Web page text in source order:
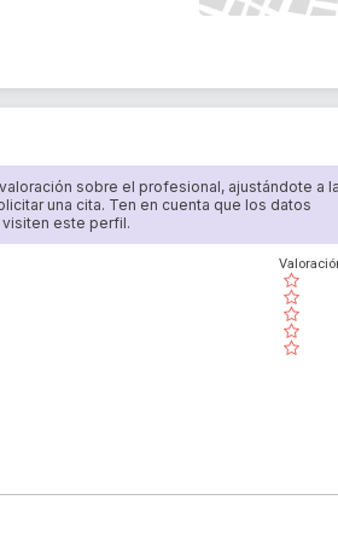
sobre el profesional, ajustándote a la
una cita. Ten en cuenta que los datos
este perfil.
( )
( )
( )
( )
( )